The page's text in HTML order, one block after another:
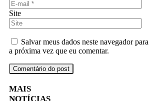
Site
Salvar meus dados neste navegador para
a próxima vez que eu comentar.
MAIS
NOTÍCIAS